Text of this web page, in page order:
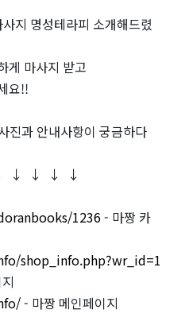
지 명성테라피 소개해드렸
게 마사지 받고
요!!
진과 안내사항이 궁금하다
↓ ↓ ↓ ↓ ↓
1236- 마짱 카
shop_info.php?wr_id=1
- 마짱 메인페이지